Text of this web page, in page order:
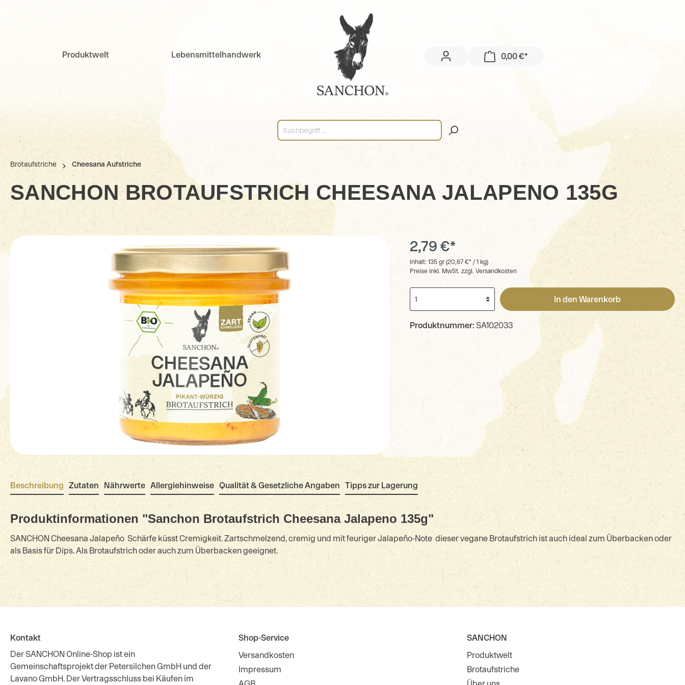
Produktwelt Lebensmittelhandwerk 0,00 €*
Brotaufstriche Cheesana Aufstriche
SANCHON BROTAUFSTRICH CHEESANA JALAPENO 135G
2,79 €*
Inhalt: 135 gr(20,67 €* / 1 kg)
Preise inkl. MwSt. zzgl. Versandkosten
In den Warenkorb
Produktnummer: SA102033
Beschreibung Zutaten Nährwerte Allergiehinweise Qualität & Gesetzliche Angaben Tipps zur Lagerung
Produktinformationen "Sanchon Brotaufstrich Cheesana Jalapeno 135g"
SANCHON Cheesana Jalapeño  Schärfe küsst Cremigkeit. Zartschmelzend, cremig und mit feuriger Jalapeño-Note  dieser vegane Brotaufstrich ist auch ideal zum Überbacken oder
als Basis für Dips. Als Brotaufstrich oder auch zum Überbacken geeignet.
Kontakt
Der SANCHON Online-Shop ist ein
Gemeinschaftsprojekt der Petersilchen GmbH und der
Lavano GmbH. Der Vertragsschluss bei Käufen im
Shop-Service
Versandkosten
Impressum
SANCHON
Produktwelt
Brotaufstriche